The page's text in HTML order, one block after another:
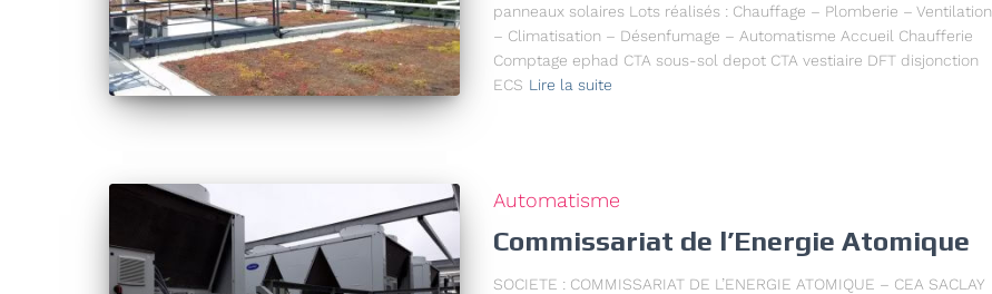
panneaux solaires Lots réalisés : Chauffage – Plomberie – Ventilation
– Climatisation – Désenfumage – Automatisme Accueil Chaufferie
Comptage ephad CTA sous-sol depot CTA vestiaire DFT disjonction
ECS Lire la suite
Automatisme
Commissariat de l’Energie Atomique
SOCIETE : COMMISSARIAT DE L’ENERGIE ATOMIQUE – CEA SACLAY